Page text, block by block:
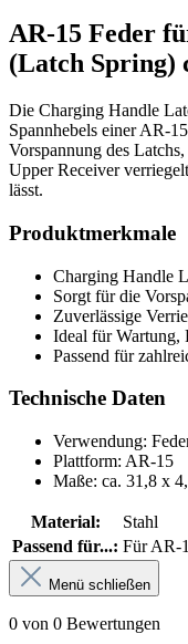
AR-15 Feder
(Latch Spring)
Die Charging Handle
Spannhebels einer AR-
Vorspannung des
Upper Receiver
lässt.
Produktmerkmale
Charging Handle
Sorgt für die
Zuverlässige
Ideal für Wartung,
Passend für
Technische Daten
Verwendung:
Plattform: AR-15
Maße: ca. 31,8 x
Material:
Stahl
Passend für...: Für AR-
Menü schließen
0 von 0 Bewertungen